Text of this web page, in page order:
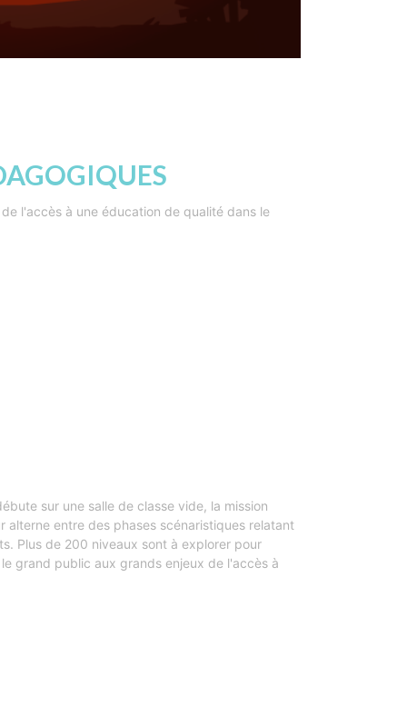
l'accès à une éducation de qualité dans le
sur une salle de classe vide, la mission
entre des phases scénaristiques relatant
Plus de 200 niveaux sont à explorer pour
grand public aux grands enjeux de l'accès à